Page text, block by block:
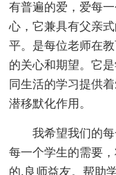
有普遍的爱，爱每
心，它兼具有父亲
平。是每位老师在
的关心和期望。它
同生活的学习提供
潜移默化作用。
我希望我们的每
每一个学生的需要
的.良师益友。帮助